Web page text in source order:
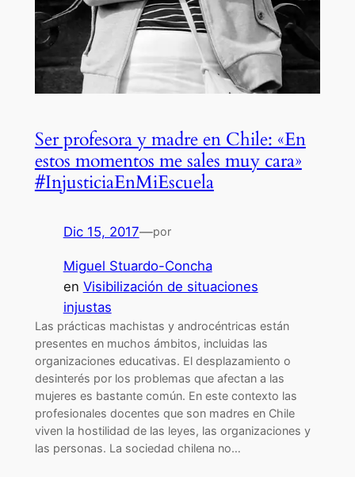
Ser profesora y madre en Chile: «En
estos momentos me sales muy cara»
#InjusticiaEnMiEscuela
Dic 15, 2017—por
Miguel Stuardo-Concha
en Visibilización de situaciones
injustas
Las prácticas machistas y androcéntricas están
presentes en muchos ámbitos, incluidas las
organizaciones educativas. El desplazamiento o
desinterés por los problemas que afectan a las
mujeres es bastante común. En este contexto las
profesionales docentes que son madres en Chile
viven la hostilidad de las leyes, las organizaciones y
las personas. La sociedad chilena no…